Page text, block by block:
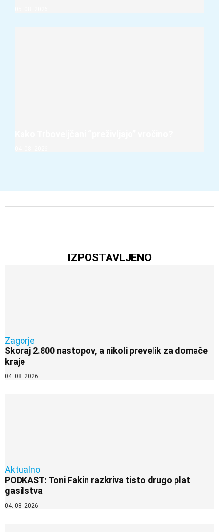
IZPOSTAVLJENO
Zagorje
Skoraj 2.800 nastopov, a nikoli prevelik za domače
kraje
04. 08. 2026
Aktualno
PODKAST: Toni Fakin razkriva tisto drugo plat
gasilstva
04. 08. 2026